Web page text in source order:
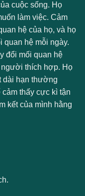
cuộc sống. Họ
làm việc. Cảm
hệ của họ, và họ
quan hệ mỗi ngày.
đổi mối quan hệ
thích hợp. Họ
dài hạn thường
thấy cực kì tận
kết của mình hằng